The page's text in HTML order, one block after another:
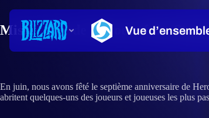
Mise à jour de Heroes of the
En juin, nous avons fêté le septième anniversaire de
abritent quelques-uns des joueurs et joueuses les plus